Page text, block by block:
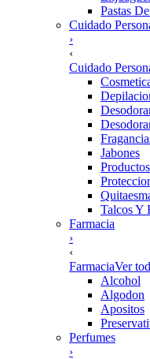
Pastas
Cuidado
›
‹
Cuidado
Jabones
Talcos Y
Farmacia
›
‹
FarmaciaVer
Alcohol
Algodon
Apositos
Perfumes
›